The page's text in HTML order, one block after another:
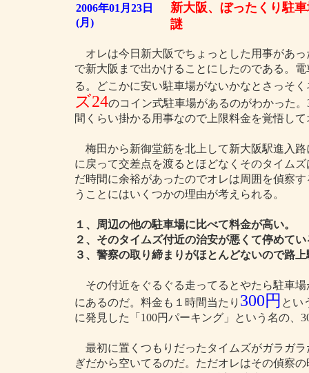
2006年01月23日
(月)
新大阪、ぼったくり駐
謎
オレは今日新大阪でちょっとした用事があ
で新大阪まで出かけることにしたのである。
る。どこかに安い駐車場がないかなとさっそ
ズ24のコイン式駐車場があるのがわかった
間くらい掛かる用事なので上限料金を覚悟し
梅田から新御堂筋を北上して新大阪駅進入
に戻って交差点を渡るとほどなくそのタイム
だ時間に余裕があったのでオレは周囲を偵察
うことにはいくつかの理由が考えられる。
１、周辺の他の駐車場に比べて料金が高い。
２、そのタイムズ付近の治安が悪くて停めて
３、警察の取り締まりがほとんどないので路
その付近をぐるぐる走ってるとやたら駐車
にあるのだ。料金も１時間当たり 300円 とい
に発見した「100円パーキング」という名の、
最初に置くつもりだったタイムズがガラガ
ぎだから空いてるのだ。ただオレはその偵察